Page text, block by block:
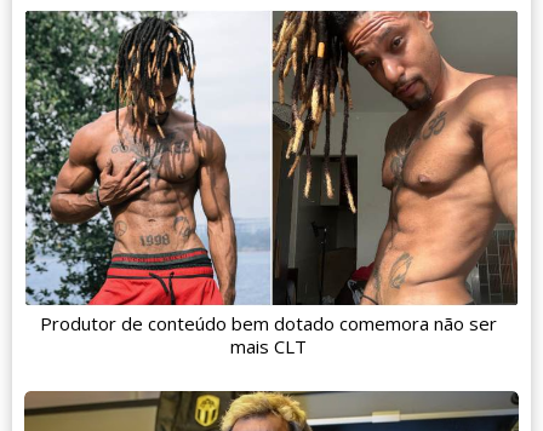
Produtor de conteúdo bem dotado comemora não ser
mais CLT